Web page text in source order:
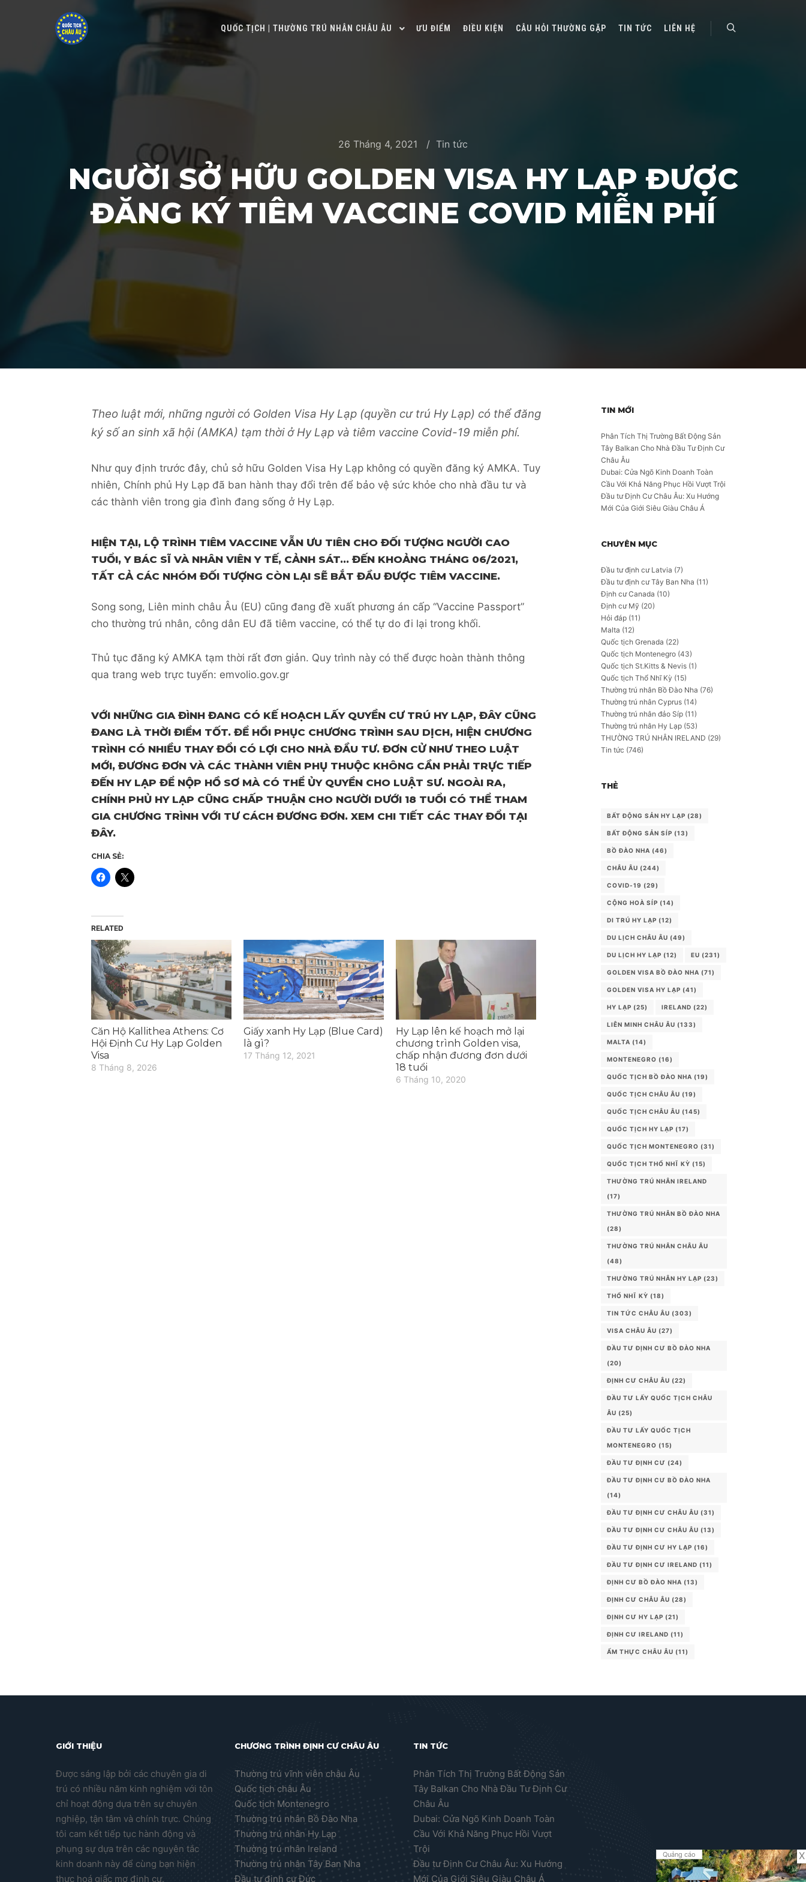
QUỐC TỊCH | THƯỜNG TRÚ NHÂN CHÂU ÂU ƯU ĐIỂM ĐIỀU KIỆN CÂU HỎI THƯỜNG GẶP TIN TỨC LIÊN HỆ
26 Tháng 4, 2021 Tin tức
NGƯỜI SỞ HỮU GOLDEN VISA HY LẠP ĐƯỢC
ĐĂNG KÝ TIÊM VACCINE COVID MIỄN PHÍ
Theo luật mới, những người có Golden Visa Hy Lạp (quyền cư trú Hy Lạp) có thể đăng
ký số an sinh xã hội (AMKA) tạm thời ở Hy Lạp và tiêm vaccine Covid-19 miễn phí.
Như quy định trước đây, chủ sở hữu Golden Visa Hy Lạp không có quyền đăng ký AMKA. Tuy
nhiên, Chính phủ Hy Lạp đã ban hành thay đổi trên để bảo vệ sức khỏe cho nhà đầu tư và
các thành viên trong gia đình đang sống ở Hy Lạp.
HIỆN TẠI, LỘ TRÌNH TIÊM VACCINE VẪN ƯU TIÊN CHO ĐỐI TƯỢNG NGƯỜI CAO
TUỔI, Y BÁC SĨ VÀ NHÂN VIÊN Y TẾ, CẢNH SÁT… ĐẾN KHOẢNG THÁNG 06/2021,
TẤT CẢ CÁC NHÓM ĐỐI TƯỢNG CÒN LẠI SẼ BẮT ĐẦU ĐƯỢC TIÊM VACCINE.
Song song, Liên minh châu Âu (EU) cũng đang đề xuất phương án cấp “Vaccine Passport”
cho thường trú nhân, công dân EU đã tiêm vaccine, có thể tự do đi lại trong khối.
Thủ tục đăng ký AMKA tạm thời rất đơn giản. Quy trình này có thể được hoàn thành thông
qua trang web trực tuyến: emvolio.gov.gr
VỚI NHỮNG GIA ĐÌNH ĐANG CÓ KẾ HOẠCH LẤY QUYỀN CƯ TRÚ HY LẠP, ĐÂY CŨNG
ĐANG LÀ THỜI ĐIỂM TỐT. ĐỂ HỒI PHỤC CHƯƠNG TRÌNH SAU DỊCH, HIỆN CHƯƠNG
TRÌNH CÓ NHIỀU THAY ĐỔI CÓ LỢI CHO NHÀ ĐẦU TƯ. ĐƠN CỬ NHƯ THEO LUẬT
MỚI, ĐƯƠNG ĐƠN VÀ CÁC THÀNH VIÊN PHỤ THUỘC KHÔNG CẦN PHẢI TRỰC TIẾP
ĐẾN HY LẠP ĐỂ NỘP HỒ SƠ MÀ CÓ THỂ ỦY QUYỀN CHO LUẬT SƯ. NGOÀI RA,
CHÍNH PHỦ HY LẠP CŨNG CHẤP THUẬN CHO NGƯỜI DƯỚI 18 TUỔI CÓ THỂ THAM
GIA CHƯƠNG TRÌNH VỚI TƯ CÁCH ĐƯƠNG ĐƠN. XEM CHI TIẾT CÁC THAY ĐỔI TẠI
ĐÂY.
CHIA SẺ:
RELATED
Căn Hộ Kallithea Athens: Cơ
Hội Định Cư Hy Lạp Golden
Visa
8 Tháng 8, 2026
Giấy xanh Hy Lạp (Blue Card)
là gì?
17 Tháng 12, 2021
Hy Lạp lên kế hoạch mở lại
chương trình Golden visa,
chấp nhận đương đơn dưới
18 tuổi
6 Tháng 10, 2020
TIN MỚI
Phân Tích Thị Trường Bất Động Sản
Tây Balkan Cho Nhà Đầu Tư Định Cư
Châu Âu
Dubai: Cửa Ngõ Kinh Doanh Toàn
Cầu Với Khả Năng Phục Hồi Vượt Trội
Đầu tư Định Cư Châu Âu: Xu Hướng
Mới Của Giới Siêu Giàu Châu Á
CHUYÊN MỤC
Đầu tư định cư Latvia (7)
Đầu tư định cư Tây Ban Nha (11)
Định cư Canada (10)
Định cư Mỹ (20)
Hỏi đáp (11)
Malta (12)
Quốc tịch Grenada (22)
Quốc tịch Montenegro (43)
Quốc tịch St.Kitts & Nevis (1)
Quốc tịch Thổ Nhĩ Kỳ (15)
Thường trú nhân Bồ Đào Nha (76)
Thường trú nhân Cyprus (14)
Thường trú nhân đảo Síp (11)
Thường trú nhân Hy Lạp (53)
THƯỜNG TRÚ NHÂN IRELAND (29)
Tin tức (746)
THẺ
BẤT ĐỘNG SẢN HY LẠP (28)
BẤT ĐỘNG SẢN SÍP (13)
BỒ ĐÀO NHA (46)
CHÂU ÂU (244)
COVID-19 (29)
CỘNG HOÀ SÍP (14)
DI TRÚ HY LẠP (12)
DU LỊCH CHÂU ÂU (49)
DU LỊCH HY LẠP (12) EU (231)
GOLDEN VISA BỒ ĐÀO NHA (71)
GOLDEN VISA HY LẠP (41)
HY LẠP (25) IRELAND (22)
LIÊN MINH CHÂU ÂU (133)
MALTA (14)
MONTENEGRO (16)
QUỐC TỊCH BỒ ĐÀO NHA (19)
QUỐC TỊCH CHÂU ÂU (19)
QUỐC TỊCH CHÂU ÂU (145)
QUỐC TỊCH HY LẠP (17)
QUỐC TỊCH MONTENEGRO (31)
QUỐC TỊCH THỔ NHĨ KỲ (15)
THƯỜNG TRÚ NHÂN IRELAND
(17)
THƯỜNG TRÚ NHÂN BỒ ĐÀO NHA
(28)
THƯỜNG TRÚ NHÂN CHÂU ÂU
(48)
THƯỜNG TRÚ NHÂN HY LẠP (23)
THỔ NHĨ KỲ (18)
TIN TỨC CHÂU ÂU (303)
VISA CHÂU ÂU (27)
ĐẦU TƯ ĐỊNH CƯ BỒ ĐÀO NHA
(20)
ĐỊNH CƯ CHÂU ÂU (22)
ĐẦU TƯ LẤY QUỐC TỊCH CHÂU
ÂU (25)
ĐẦU TƯ LẤY QUỐC TỊCH
MONTENEGRO (15)
ĐẦU TƯ ĐỊNH CƯ (24)
ĐẦU TƯ ĐỊNH CƯ BỒ ĐÀO NHA
(14)
ĐẦU TƯ ĐỊNH CƯ CHÂU ÂU (31)
ĐẦU TƯ ĐỊNH CƯ CHÂU ÂU (13)
ĐẦU TƯ ĐỊNH CƯ HY LẠP (16)
ĐẦU TƯ ĐỊNH CƯ IRELAND (11)
ĐỊNH CƯ BỒ ĐÀO NHA (13)
ĐỊNH CƯ CHÂU ÂU (28)
ĐỊNH CƯ HY LẠP (21)
ĐỊNH CƯ IRELAND (11)
ẨM THỰC CHÂU ÂU (11)
GIỚI THIỆU
Được sáng lập bởi các chuyên gia di
trú có nhiều năm kinh nghiệm với tôn
chỉ hoạt động dựa trên sự chuyên
nghiệp, tận tâm và chính trực. Chúng
tôi cam kết tiếp tục hành động và
phụng sự dựa trên các nguyên tắc
kinh doanh này để cùng bạn hiện
thực hoá giấc mơ định cư.
CHƯƠNG TRÌNH ĐỊNH CƯ CHÂU ÂU
Thường trú vĩnh viễn châu Âu
Quốc tịch châu Âu
Quốc tịch Montenegro
Thường trú nhân Bồ Đào Nha
Thường trú nhân Hy Lạp
Thường trú nhân Ireland
Thường trú nhân Tây Ban Nha
Đầu tư định cư Đức
TIN TỨC
Phân Tích Thị Trường Bất Động Sản
Tây Balkan Cho Nhà Đầu Tư Định Cư
Châu Âu
Dubai: Cửa Ngõ Kinh Doanh Toàn
Cầu Với Khả Năng Phục Hồi Vượt
Trội
Đầu tư Định Cư Châu Âu: Xu Hướng
Mới Của Giới Siêu Giàu Châu Á
Quảng cáo X